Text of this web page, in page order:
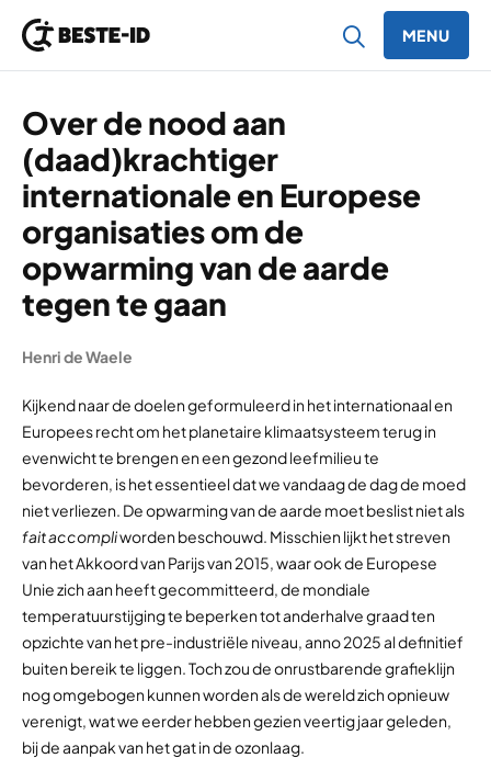
MENU
Over de nood aan
(daad)krachtiger
internationale en Europese
organisaties om de
opwarming van de aarde
tegen te gaan
Henri de Waele
Kijkend naar de doelen geformuleerd in het internationaal en
Europees recht om het planetaire klimaatsysteem terug in
evenwicht te brengen en een gezond leefmilieu te
bevorderen, is het essentieel dat we vandaag de dag de moed
niet verliezen. De opwarming van de aarde moet beslist niet als
fait accompliworden beschouwd. Misschien lijkt het streven
van het Akkoord van Parijs van 2015, waar ook de Europese
Unie zich aan heeft gecommitteerd, de mondiale
temperatuurstijging te beperken tot anderhalve graad ten
opzichte van het pre-industriële niveau, anno 2025 al definitief
buiten bereik te liggen. Toch zou de onrustbarende grafieklijn
nog omgebogen kunnen worden als de wereld zich opnieuw
verenigt, wat we eerder hebben gezien veertig jaar geleden,
bij de aanpak van het gat in de ozonlaag.